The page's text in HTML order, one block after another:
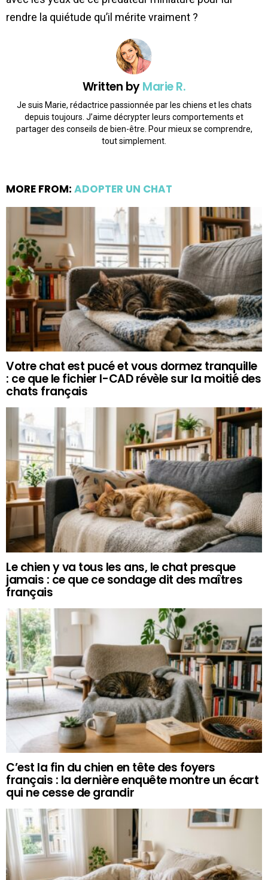
rendre la quiétude qu’il mérite vraiment ?
Written byMarie R.
Je suis Marie, rédactrice passionnée par les chiens et les chats
depuis toujours. J’aime décrypter leurs comportements et
partager des conseils de bien-être. Pour mieux se comprendre,
tout simplement.
MORE FROM: ADOPTER UN CHAT
Votre chat est pucé et vous dormez tranquille
: ce que le fichier I-CAD révèle sur la moitié des
chats français
Le chien y va tous les ans, le chat presque
jamais : ce que ce sondage dit des maîtres
français
C’est la fin du chien en tête des foyers
français : la dernière enquête montre un écart
qui ne cesse de grandir